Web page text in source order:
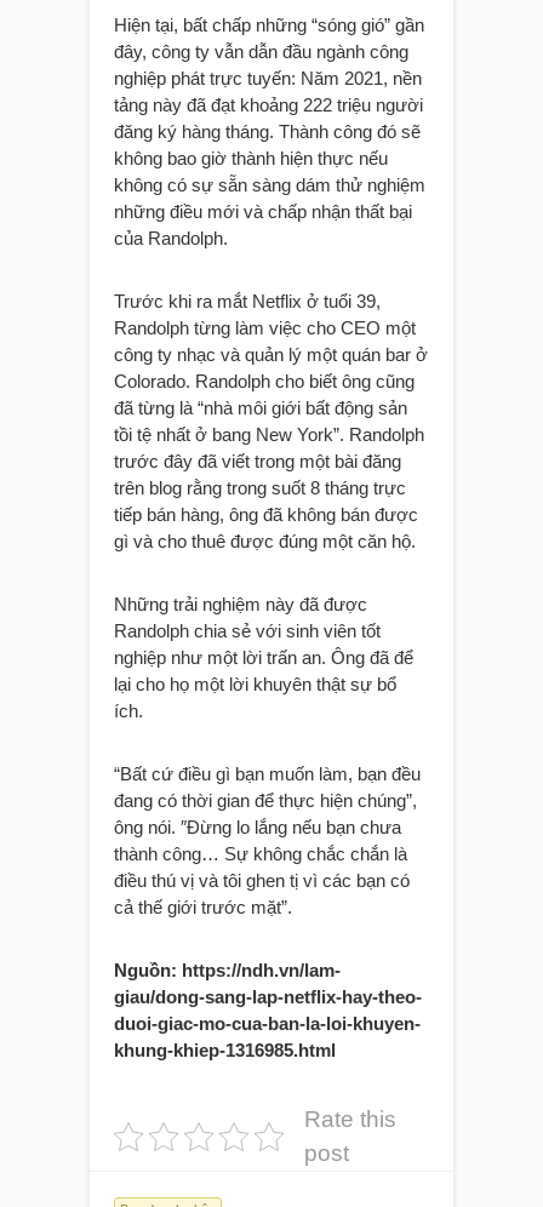
Hiện tại, bất chấp những “sóng gió” gần
đây, công ty vẫn dẫn đầu ngành công
nghiệp phát trực tuyến: Năm 2021, nền
tảng này đã đạt khoảng 222 triệu người
đăng ký hàng tháng. Thành công đó sẽ
không bao giờ thành hiện thực nếu
không có sự sẵn sàng dám thử nghiệm
những điều mới và chấp nhận thất bại
của Randolph.
Trước khi ra mắt Netflix ở tuổi 39,
Randolph từng làm việc cho CEO một
công ty nhạc và quản lý một quán bar ở
Colorado. Randolph cho biết ông cũng
đã từng là “nhà môi giới bất động sản
tồi tệ nhất ở bang New York”. Randolph
trước đây đã viết trong một bài đăng
trên blog rằng trong suốt 8 tháng trực
tiếp bán hàng, ông đã không bán được
gì và cho thuê được đúng một căn hộ.
Những trải nghiệm này đã được
Randolph chia sẻ với sinh viên tốt
nghiệp như một lời trấn an. Ông đã để
lại cho họ một lời khuyên thật sự bổ
ích.
“Bất cứ điều gì bạn muốn làm, bạn đều
đang có thời gian để thực hiện chúng”,
ông nói. ″Đừng lo lắng nếu bạn chưa
thành công… Sự không chắc chắn là
điều thú vị và tôi ghen tị vì các bạn có
cả thế giới trước mặt”.
Nguồn: https://ndh.vn/lam-
giau/dong-sang-lap-netflix-hay-theo-
duoi-giac-mo-cua-ban-la-loi-khuyen-
khung-khiep-1316985.html
Rate this
post